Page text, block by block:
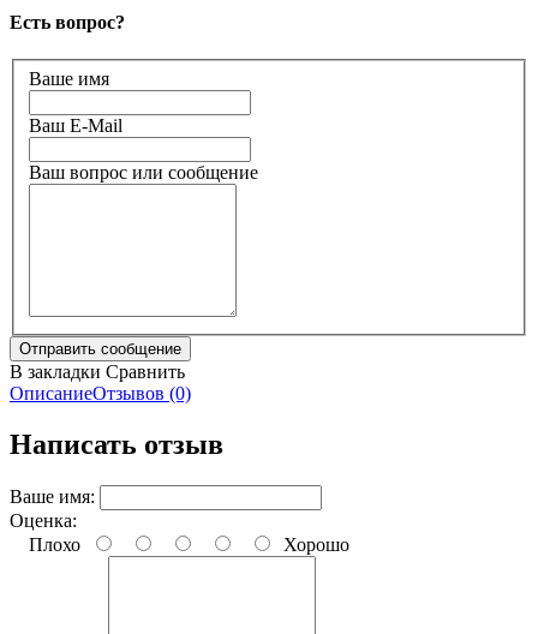
Есть вопрос?
Ваше имя
Ваш E-Mail
Ваш вопрос или сообщение
В закладки Сравнить
ОписаниеОтзывов (0)
Написать отзыв
Ваше имя:
Оценка:
Плохо
Хорошо